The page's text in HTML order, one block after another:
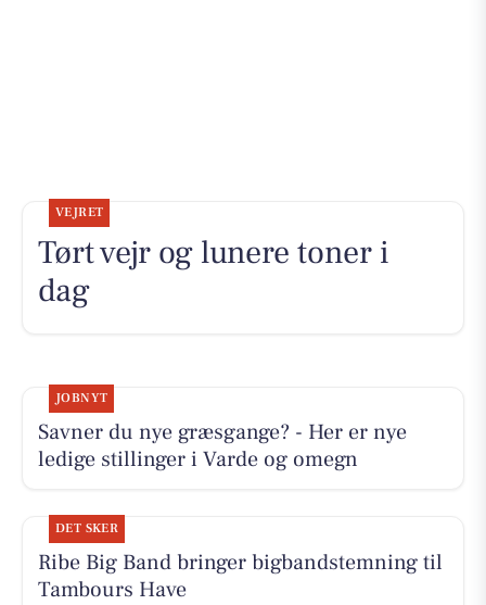
VEJRET
Tørt vejr og lunere toner i
dag
JOBNYT
Savner du nye græsgange? - Her er nye
ledige stillinger i Varde og omegn
DET SKER
Ribe Big Band bringer bigbandstemning til
Tambours Have